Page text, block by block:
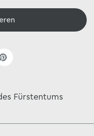
Fürstentums